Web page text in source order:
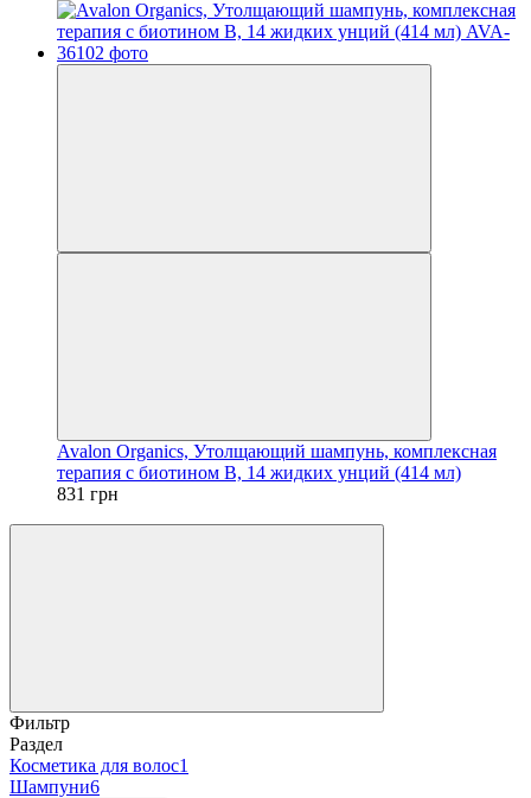
Avalon Organics, Утолщающий шампунь, комплексная
терапия с биотином B, 14 жидких унций (414 мл)
831 грн
Фильтр
Раздел
Косметика для волос1
Шампуни6